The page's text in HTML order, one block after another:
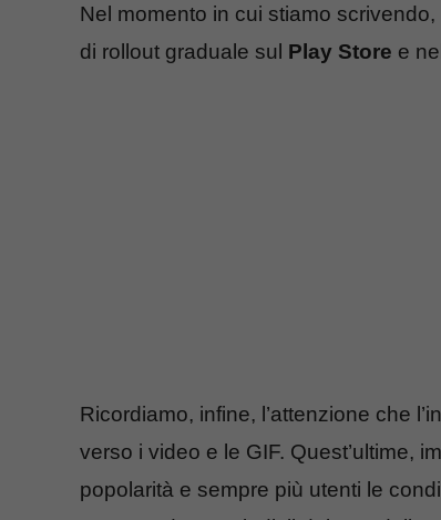
Nel momento in cui stiamo scrivendo,
di rollout graduale sul Play Store e
Ricordiamo, infine, l’attenzione che
verso i video e le GIF. Quest’ultime,
popolarità e sempre più utenti le